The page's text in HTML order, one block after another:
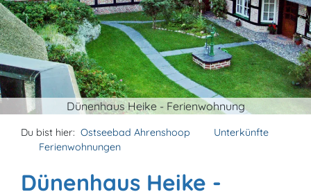
Dünenhaus Heike - Ferienwohnung
Du bist hier: Ostseebad Ahrenshoop
Unterkünfte
Ferienwohnungen
Dünenhaus Heike -